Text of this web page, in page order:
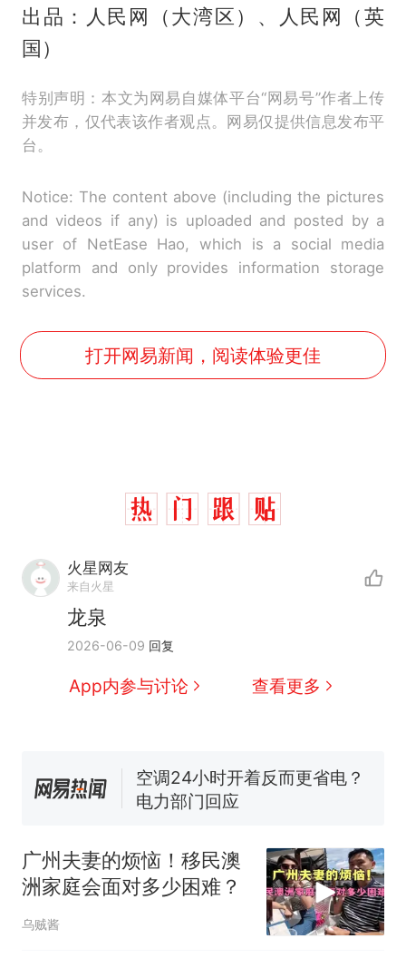
出品：人民网（大湾区）、人民网（英
国）
特别声明：本文为网易自媒体平台“网易号”作者上传
并发布，仅代表该作者观点。网易仅提供信息发布平
台。
Notice: The content above (including the pictures
and videos if any) is uploaded and posted by a
user of NetEase Hao, which is a social media
platform and only provides information storage
services.
打开网易新闻，阅读体验更佳
火星网友
来自火星
龙泉
2026-06-09 回复
App内参与讨论 查看更多
热 那个在床头放菜刀的女孩，
眼了……
空调24小时开着反而更省电？
电力部门回应
试前13名均遭淘汰？教育局：
已叫停招聘，成立调查组全面
核查
“不建议大家买深色蛋糕”上热
搜，网友：天塌了！
南航一航班疑向乘客发放西梅
广州夫妻的烦恼！移民澳
洲家庭会面对多少困难？
乌贼酱